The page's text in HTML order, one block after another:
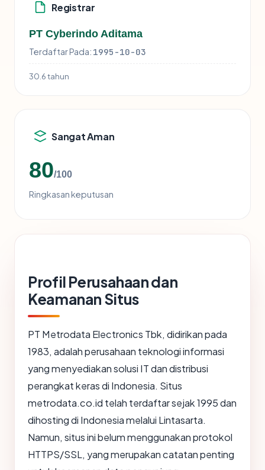
Registrar
PT Cyberindo Aditama
Terdaftar Pada: 1995-10-03
30.6 tahun
Sangat Aman
80/100
Ringkasan keputusan
Profil Perusahaan dan
Keamanan Situs
PT Metrodata Electronics Tbk, didirikan pada
1983, adalah perusahaan teknologi informasi
yang menyediakan solusi IT dan distribusi
perangkat keras di Indonesia. Situs
metrodata.co.id telah terdaftar sejak 1995 dan
dihosting di Indonesia melalui Lintasarta.
Namun, situs ini belum menggunakan protokol
HTTPS/SSL, yang merupakan catatan penting